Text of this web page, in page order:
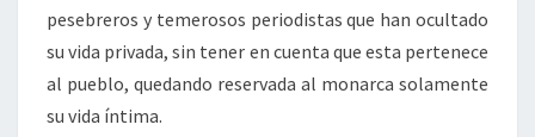
pesebreros y temerosos periodistas que han ocultado
su vida privada, sin tener en cuenta que esta pertenece
al pueblo, quedando reservada al monarca solamente
su vida íntima.